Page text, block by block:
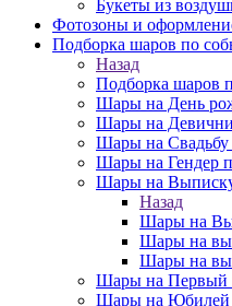
Букеты из
Фотозоны и
Подборка шаров по
Назад
Подборка шаров
Шары на День
Шары на
Шары на
Шары на Гендер
Шары на
Назад
Шары на
Шары на
Шары на
Шары на Первый
Шары на Юбилей